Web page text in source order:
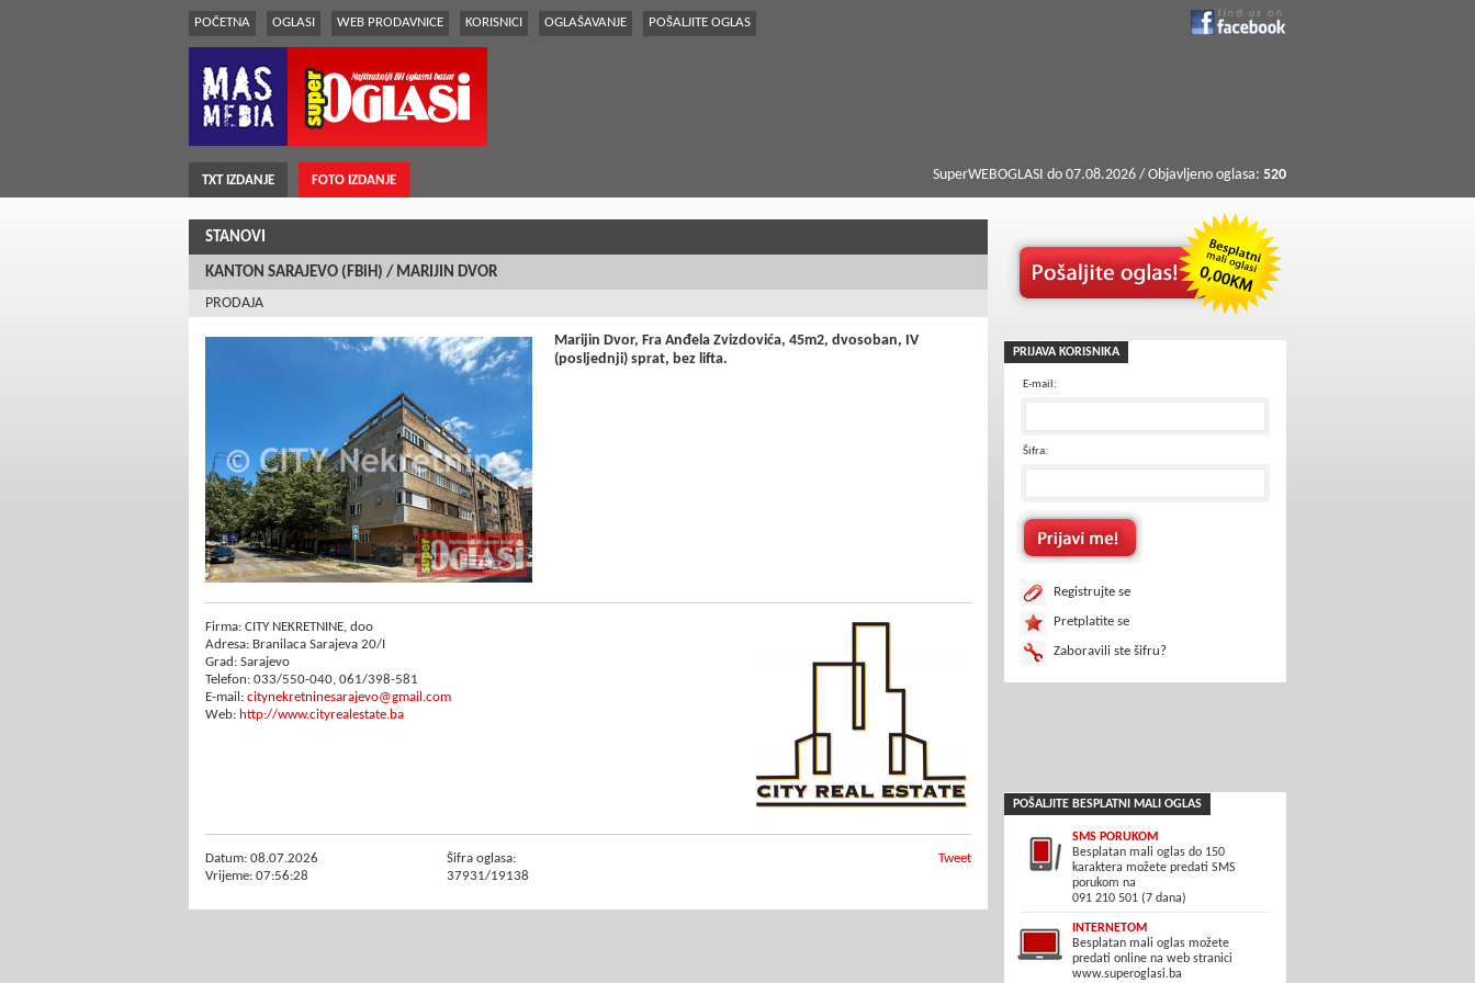
POČETNA OGLASI WEB PRODAVNICE KORISNICI OGLAŠAVANJE POŠALJITE OGLAS
TXT IZDANJE FOTO IZDANJE SuperWEBOGLASI do 07.08.2026 / Objavljeno oglasa: 520
STANOVI
KANTON SARAJEVO (FBiH) / MARIJIN DVOR
PRODAJA
Marijin Dvor, Fra Anđela Zvizdovića, 45m2, dvosoban, IV
(posljednji) sprat, bez lifta.
Firma: CITY NEKRETNINE, doo
Adresa: Branilaca Sarajeva 20/I
Grad: Sarajevo
Telefon: 033/550-040, 061/398-581
E-mail: citynekretninesarajevo@gmail.com
Web: http://www.cityrealestate.ba
Datum: 08.07.2026
Vrijeme: 07:56:28
Šifra oglasa:
37931/19138
Tweet
PRIJAVA KORISNIKA
E-mail:
Šifra:
Registrujte se
Pretplatite se
Zaboravili ste šifru?
POŠALJITE BESPLATNI MALI OGLAS
SMS PORUKOM
Besplatan mali oglas do 150
karaktera možete predati SMS
porukom na
091 210 501 (7 dana)
INTERNETOM
Besplatan mali oglas možete
predati online na web stranici
www.superoglasi.ba